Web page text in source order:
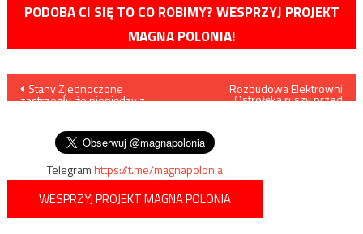
PODOBA CI SIĘ TO CO ROBIMY? WESPRZYJ PROJEKT
MAGNA POLONIA!
Nawigacja
Stany Zjednoczone
zastrzegły, że pieniędzy z
Rozbudowa Elektrowni
Ostrołęka ruszy przed
Telegramhttps://t.me/magnapolonia
WESPRZYJ PROJEKT MAGNA POLONIA